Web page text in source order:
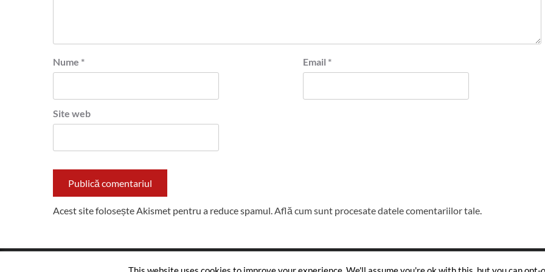
Nume * Email *
Site web
Acest site folosește Akismet pentru a reduce spamul.Află cum sunt procesate datele comentariilor tale.
Copyright © All rights reserved.|CoverNewsby AF themes.